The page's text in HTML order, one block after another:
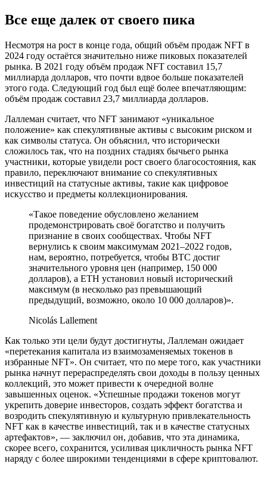
Все еще далек от своего пика
Несмотря на рост в конце года, общий объём продаж NFT в
2024 году остаётся значительно ниже пиковых показателей
рынка. В 2021 году объём продаж NFT составил 15,7
миллиарда долларов, что почти вдвое больше показателей
этого года. Следующий год был ещё более впечатляющим:
объём продаж составил 23,7 миллиарда долларов.
Лаллеман считает, что NFT занимают «уникальное
положение» как спекулятивные активы с высоким риском и
как символы статуса. Он объяснил, что исторически
сложилось так, что на поздних стадиях бычьего рынка
участники, которые увидели рост своего благосостояния, как
правило, переключают внимание со спекулятивных
инвестиций на статусные активы, такие как цифровое
искусство и предметы коллекционирования.
«Такое поведение обусловлено желанием
продемонстрировать своё богатство и получить
признание в своих сообществах. Чтобы NFT
вернулись к своим максимумам 2021–2022 годов,
нам, вероятно, потребуется, чтобы BTC достиг
значительного уровня цен (например, 150 000
долларов), а ETH установил новый исторический
максимум (в несколько раз превышающий
предыдущий, возможно, около 10 000 долларов)».
Nicolás Lallement
Как только эти цели будут достигнуты, Лаллеман ожидает
«перетекания капитала из взаимозаменяемых токенов в
избранные NFT». Он считает, что по мере того, как участники
рынка начнут перераспределять свои доходы в пользу ценных
коллекций, это может привести к очередной волне
завышенных оценок. «Успешные продажи токенов могут
укрепить доверие инвесторов, создать эффект богатства и
возродить спекулятивную и культурную привлекательность
NFT как в качестве инвестиций, так и в качестве статусных
артефактов», — заключил он, добавив, что эта динамика,
скорее всего, сохранится, усиливая цикличность рынка NFT
наряду с более широкими тенденциями в сфере криптовалют.